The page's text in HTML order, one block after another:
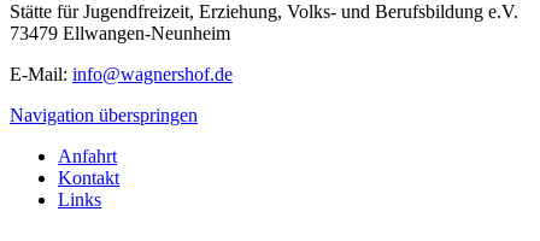
Stätte für Jugendfreizeit, Erziehung, Volks- und Berufsbildung e.V.
73479 Ellwangen-Neunheim
E-Mail: info@wagnershof.de
Navigation überspringen
Anfahrt
Kontakt
Links